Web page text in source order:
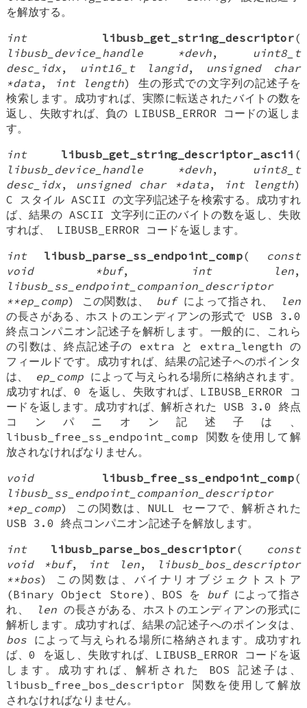
を解放する。
int
libusb_get_string_descriptor(
libusb_device_handle *devh, uint8_t
desc_idx, uint16_t langid, unsigned char
*data, int length) 生の形式での文字列の記述子を
検索します。成功すれば、実際に転送されたバイトの数を
返し、失敗すれば、負の LIBUSB_ERROR コードの返しま
す。
int
libusb_get_string_descriptor_ascii (
libusb_device_handle *devh, uint8_t
desc_idx, unsigned char *data, int length)
C スタイル ASCII の文字列記述子を検索する。成功すれ
ば、結果の ASCII 文字列に正のバイトの数を返し、失敗
すれば、 LIBUSB_ERROR コードを返します。
int
libusb_parse_ss_endpoint_comp(
const
void *buf, int len,
libusb_ss_endpoint_companion_descriptor
**ep_comp) この関数は、 bufによって指され、
len
の長さがある、ホストのエンディアンの形式で USB 3.0
終点コンパニオン記述子を解析します。一般的に、これら
の引数は、終点記述子の extra と extra_length の
フィールドです。成功すれば、結果の記述子へのポインタ
は、
ep_compによって与えられる場所に格納されます。
成功すれば、0 を返し、失敗すれば、LIBUSB_ERROR コ
ードを返します。成功すれば、解析された USB 3.0 終点
コンパニオン記述子は、
libusb_free_ss_endpoint_comp 関数を使用して解
放されなければなりません。
void
libusb_free_ss_endpoint_comp(
libusb_ss_endpoint_companion_descriptor
*ep_comp) この関数は、NULL セーフで、解析された
USB 3.0 終点コンパニオン記述子を解放します。
int
libusb_parse_bos_descriptor(
const
void *buf, int len,
libusb_bos_descriptor
**bos) この関数は、バイナリオブジェクトストア
(Binary Object Store)、BOS を bufによって指さ
れ、
lenの長さがある、ホストのエンディアンの形式に
解析します。成功すれば、結果の記述子へのポインタは、
bos によって与えられる場所に格納されます。成功すれ
ば、0 を返し、失敗すれば、LIBUSB_ERROR コードを返
します。成功すれば、解析された BOS 記述子は、
libusb_free_bos_descriptor 関数を使用して解放
されなければなりません。